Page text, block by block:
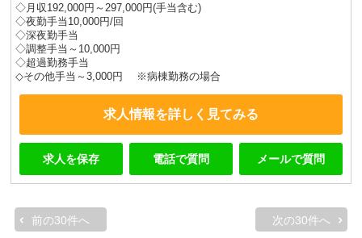
◇月収192,000円～297,000円(手当含む)
◇夜勤手当10,000円/回
◇深夜勤手当
◇調整手当～10,000円
◇超過勤務手当
◇その他手当～3,000円 ※病棟勤務の場合
求人情報を詳しく見てみる
求人を保存 電話で質問 メールで質問
前の30件へ 次の30件へ